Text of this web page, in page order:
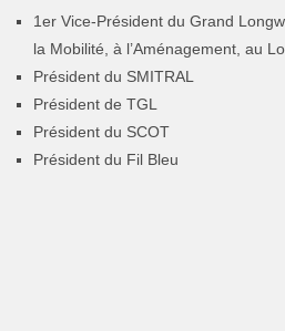
1er Vice-Président du Grand
la Mobilité, à l’Aménagement, au
Président du SMITRAL
Président de TGL
Président du SCOT
Président du Fil Bleu